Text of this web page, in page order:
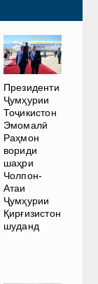
Президенти
Ҷумҳурии
Тоҷикистон
Эмомалӣ
Раҳмон
вориди
шаҳри
Чолпон-
Атаи
Ҷумҳурии
Қирғизистон
шуданд